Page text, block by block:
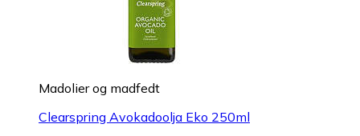
Madolier og madfedt
Clearspring Avokadoolja Eko 250ml